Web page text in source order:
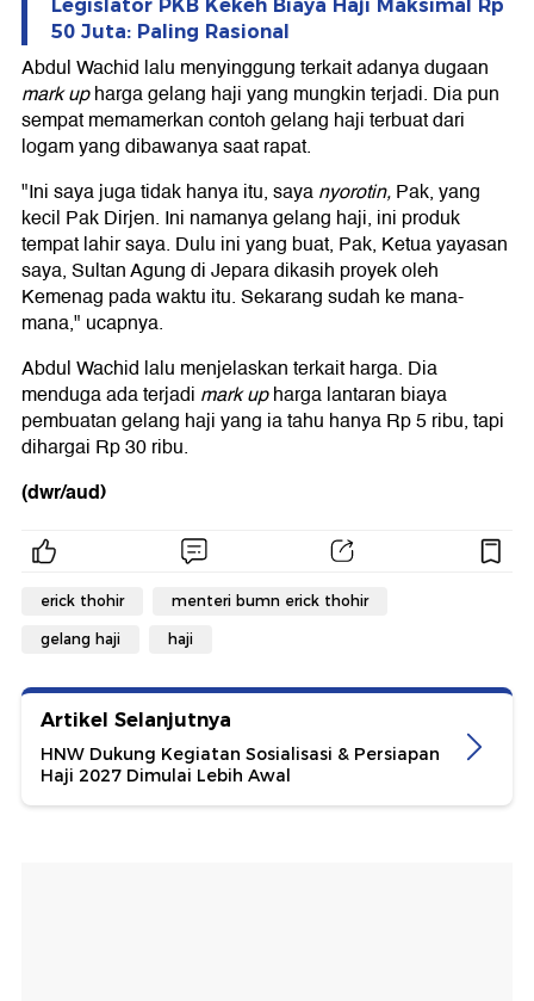
Legislator PKB Kekeh Biaya Haji Maksimal Rp
50 Juta: Paling Rasional
Abdul Wachid lalu menyinggung terkait adanya dugaan
mark upharga gelang haji yang mungkin terjadi. Dia pun
sempat memamerkan contoh gelang haji terbuat dari
logam yang dibawanya saat rapat.
"Ini saya juga tidak hanya itu, sayanyorotin,Pak, yang
kecil Pak Dirjen. Ini namanya gelang haji, ini produk
tempat lahir saya. Dulu ini yang buat, Pak, Ketua yayasan
saya, Sultan Agung di Jepara dikasih proyek oleh
Kemenag pada waktu itu. Sekarang sudah ke mana-
mana," ucapnya.
Abdul Wachid lalu menjelaskan terkait harga. Dia
menduga ada terjadi mark upharga lantaran biaya
pembuatan gelang haji yang ia tahu hanya Rp 5 ribu, tapi
dihargai Rp 30 ribu.
(dwr/aud)
erick thohir menteri bumn erick thohir
gelang haji haji
Artikel Selanjutnya
HNW Dukung Kegiatan Sosialisasi & Persiapan
Haji 2027 Dimulai Lebih Awal